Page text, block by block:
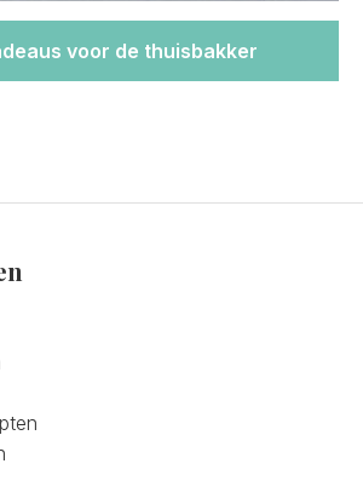
voor de thuisbakker